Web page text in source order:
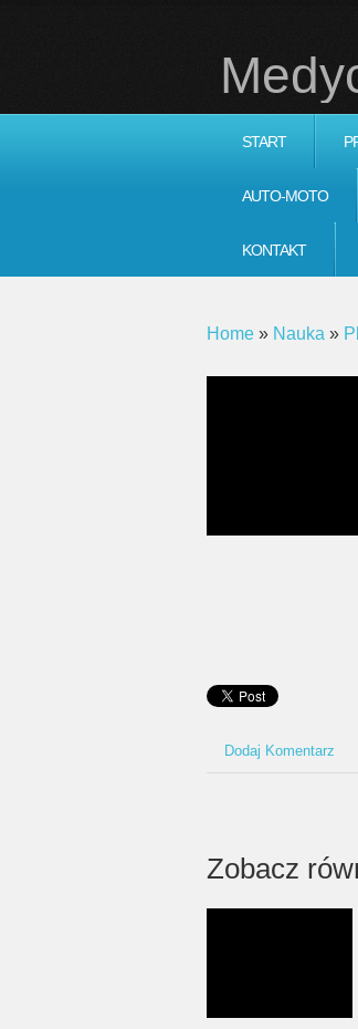
START
AUTO-MOTO
KONTAKT
Home » Nauka »
Dodaj Komentarz
Zobacz